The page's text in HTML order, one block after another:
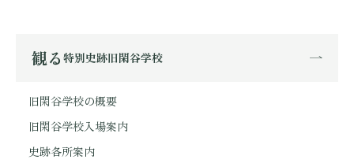
観る 特別史跡旧閑谷学校
旧閑谷学校の概要
旧閑谷学校入場案内
史跡各所案内